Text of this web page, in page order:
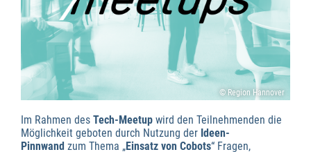
© Region Hannover
Im Rahmen des Tech-Meetup wird den Teilnehmenden die
Möglichkeit geboten durch Nutzung der Ideen-
Pinnwand zum Thema „Einsatz von Cobots“ Fragen,